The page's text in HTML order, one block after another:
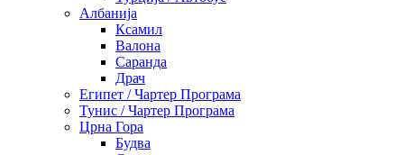
Албанија
Ксамил
Валона
Саранда
Драч
Египет / Чартер Програма
Тунис / Чартер Програма
Црна Гора
Будва